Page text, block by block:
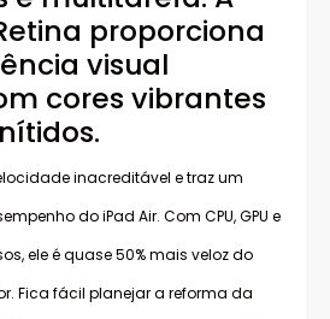
proporciona
visual
cores vibrantes
inacreditável e traz um
do iPad Air. Com CPU, GPU e
ele é quase 50% mais veloz do
Fica fácil planejar a reforma da